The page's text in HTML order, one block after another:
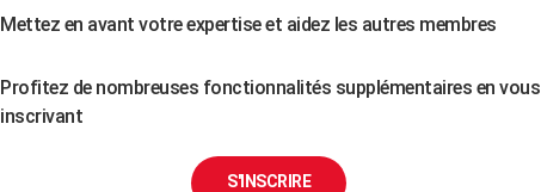
Mettez en avant votre expertise et aidez les autres membres
Profitez de nombreuses fonctionnalités supplémentaires en vous
inscrivant
S'INSCRIRE